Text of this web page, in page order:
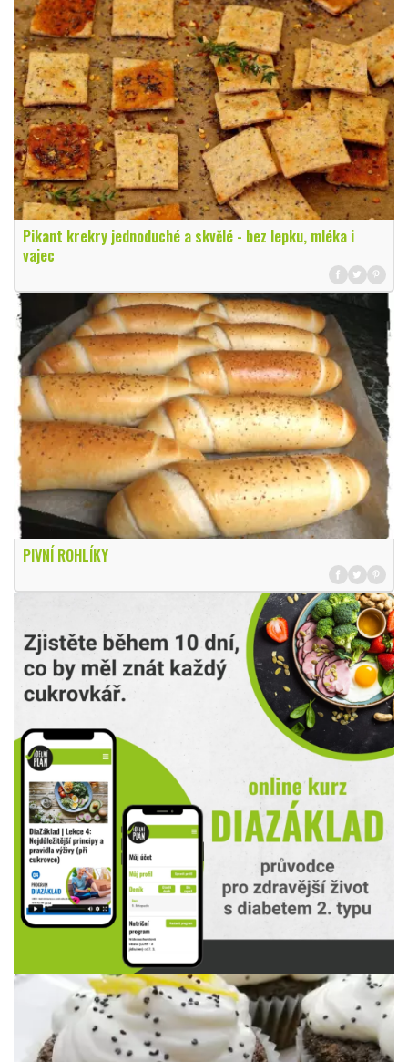
Pikant krekry jednoduché a skvělé - bez lepku, mléka i
vajec
PIVNÍ ROHLÍKY